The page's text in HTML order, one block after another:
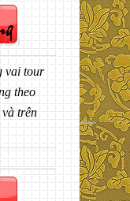
vai tour
theo
trên